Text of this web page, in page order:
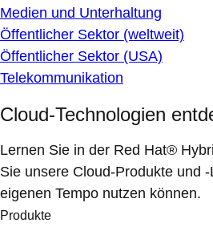
Medien und Unterhaltung
Öffentlicher Sektor (weltweit)
Öffentlicher Sektor (USA)
Telekommunikation
Cloud-Technologien
Lernen Sie in der Red Hat®
Sie unsere Cloud-Produkte und
eigenen Tempo nutzen können.
Produkte